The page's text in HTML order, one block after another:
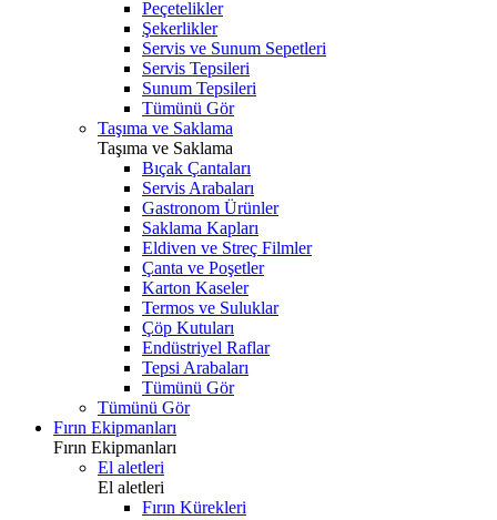
Peçetelikler
Şekerlikler
Servis ve Sunum Sepetleri
Servis Tepsileri
Sunum Tepsileri
Tümünü Gör
Taşıma ve Saklama
Taşıma ve Saklama
Bıçak Çantaları
Servis Arabaları
Gastronom Ürünler
Saklama Kapları
Eldiven ve Streç Filmler
Çanta ve Poşetler
Karton Kaseler
Termos ve Suluklar
Çöp Kutuları
Endüstriyel Raflar
Tepsi Arabaları
Tümünü Gör
Tümünü Gör
Fırın Ekipmanları
Fırın Ekipmanları
El aletleri
El aletleri
Fırın Kürekleri